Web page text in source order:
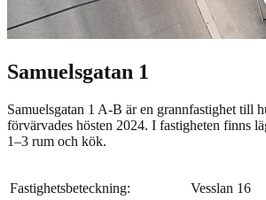
Samuelsgatan 1
Samuelsgatan 1 A-B är en grannfastighet till
förvärvades hösten 2024. I fastigheten finns
1–3 rum och kök.
Fastighetsbeteckning: Vesslan 16